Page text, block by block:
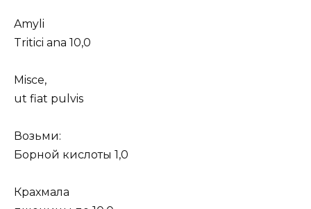
Amyli
Tritici ana 10,0
Misce,
ut fiat pulvis
Возьми:
Борной кислоты 1,0
Крахмала